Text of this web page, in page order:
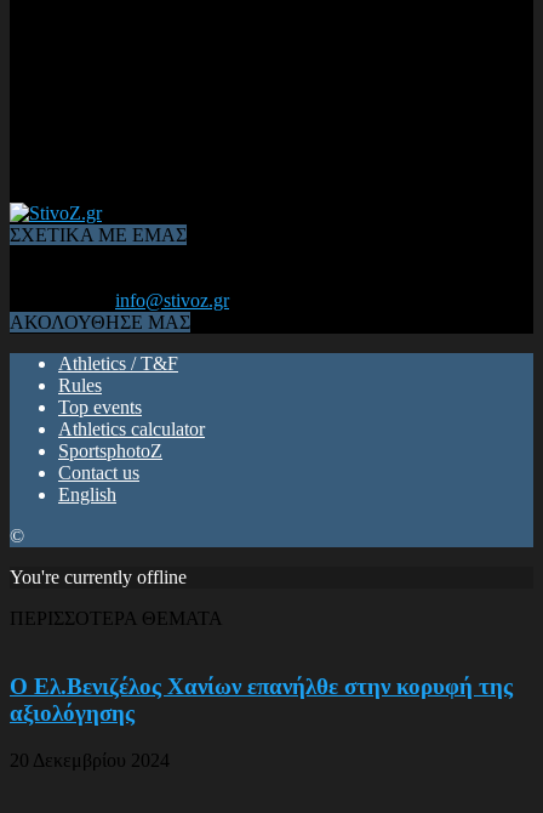
ΣΧΕΤΙΚΑ ΜΕ ΕΜΑΣ
info@stivoz.gr
ΑΚΟΛΟΥΘΗΣΕ ΜΑΣ
Athletics / T&F
Rules
Top events
Athletics calculator
SportsphotoZ
Contact us
English
©
You're currently offline
ΠΕΡΙΣΣΟΤΕΡΑ ΘΕΜΑΤΑ
Ο Ελ.Βενιζέλος Χανίων επανήλθε στην κορυφή της
αξιολόγησης
20 Δεκεμβρίου 2024